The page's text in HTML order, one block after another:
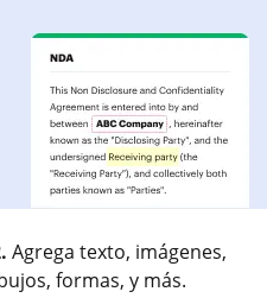
Agrega texto, imágenes,
formas, y más.